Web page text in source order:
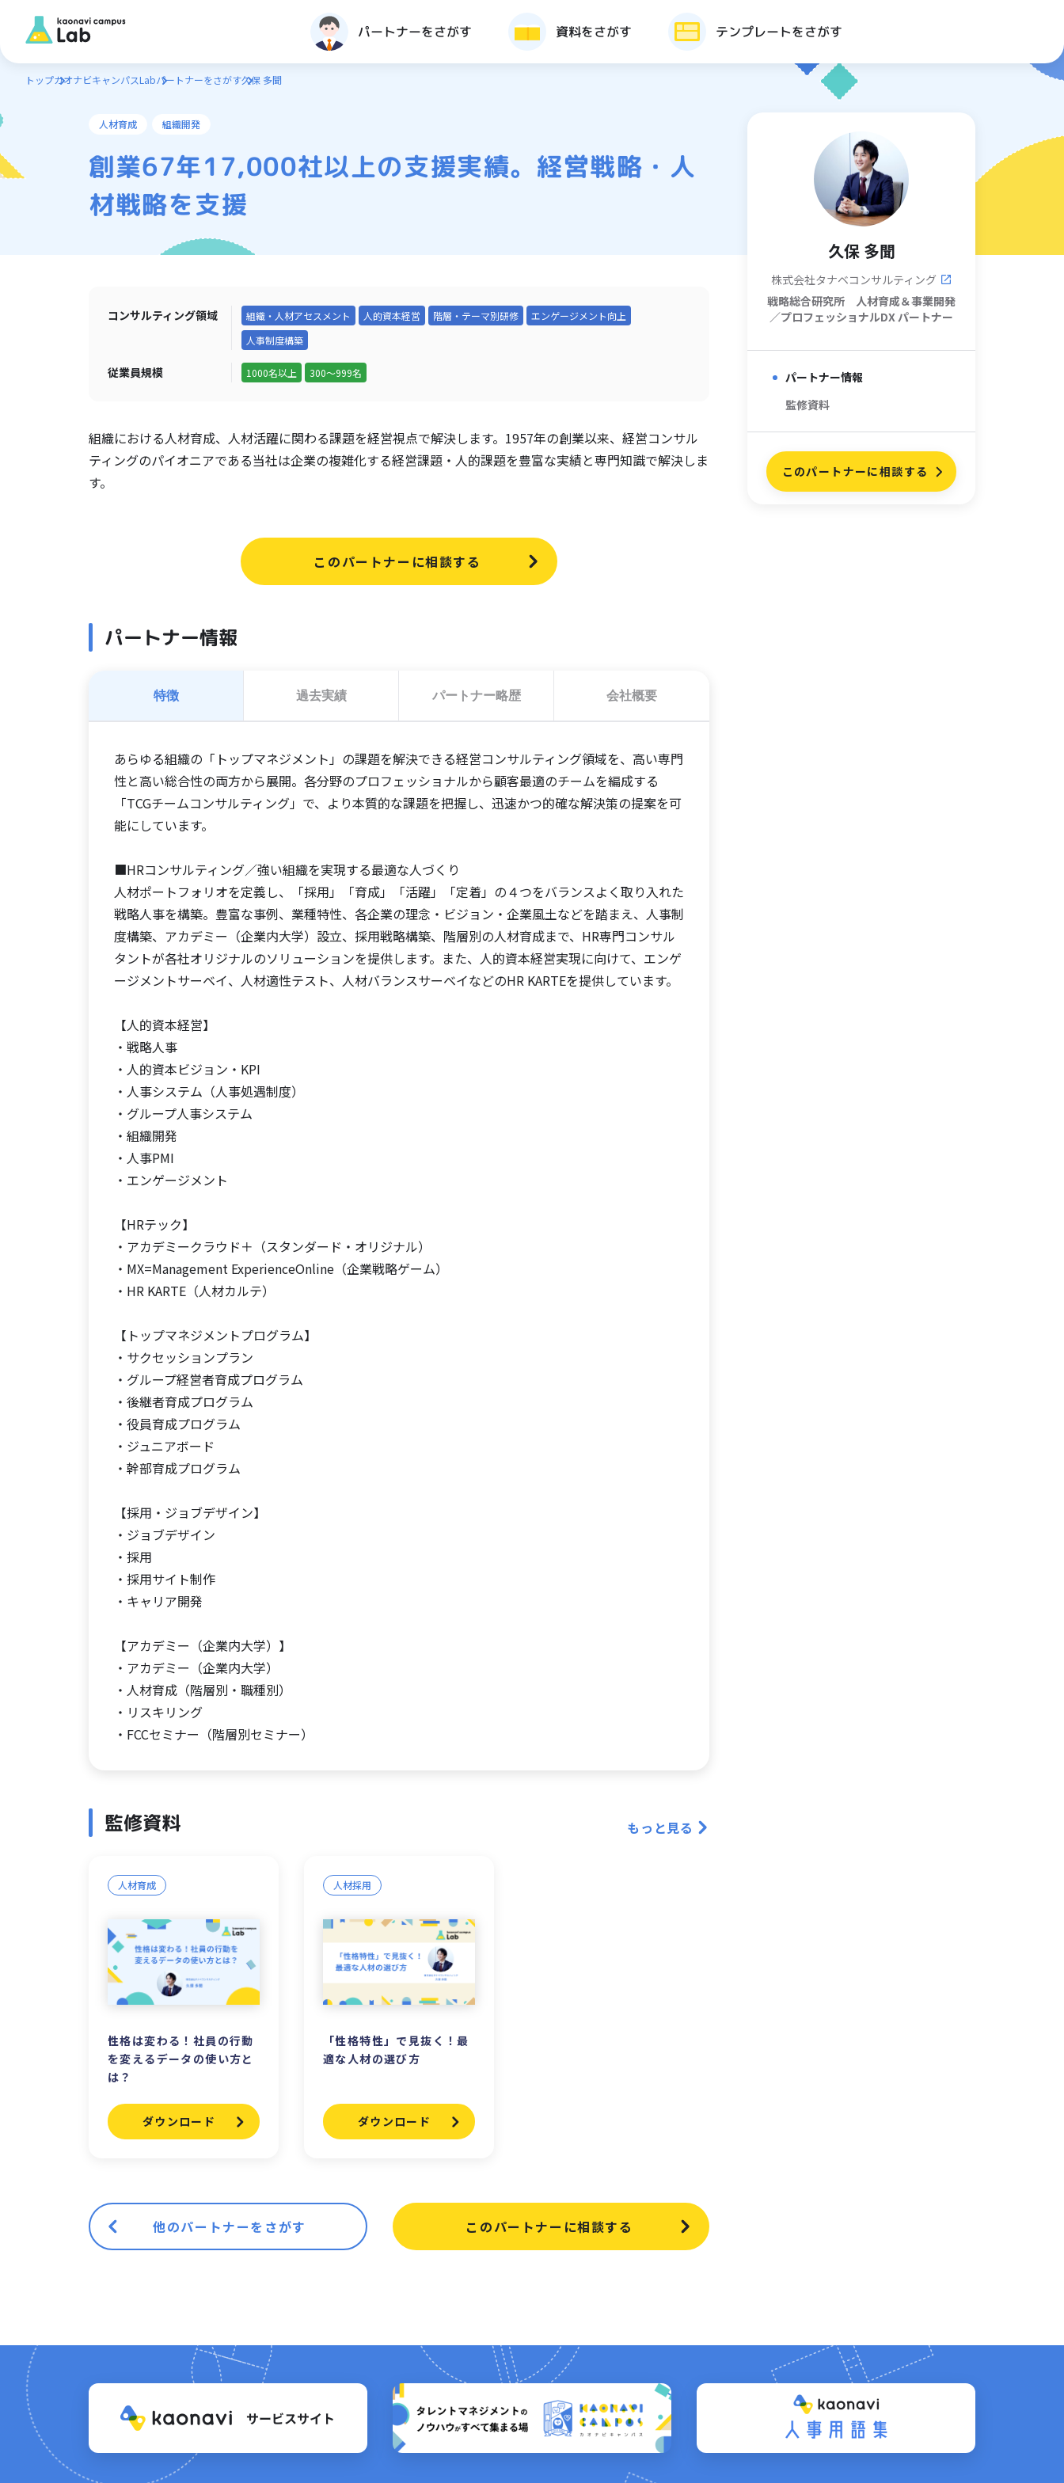
パートナーをさがす 資料をさがす テンプレートをさがす
トップカオナビキャンパスLabパートナーをさがす久保 多聞
人材育成 組織開発
創業67年17,000社以上の支援実績。経営戦略・人
材戦略を支援
久保 多聞
株式会社タナベコンサルティング
戦略総合研究所 人材育成＆事業開発
／プロフェッショナルDXパートナー
パートナー情報
監修資料
このパートナーに相談する
コンサルティング領域 組織・人材アセスメント 人的資本経営 階層・テーマ別研修
エンゲージメント向上
人事制度構築
従業員規模 1000名以上 300～999名
組織における人材育成、人材活躍に関わる課題を経営視点で解決します。1957年の創業以来、経営コンサル
ティングのパイオニアである当社は企業の複雑化する経営課題・人的課題を豊富な実績と専門知識で解決しま
す。
このパートナーに相談する
パートナー情報
特徴 過去実績 パートナー略歴 会社概要
あらゆる組織の「トップマネジメント」の課題を解決できる経営コンサルティング領域を、高い専門
性と高い総合性の両方から展開。各分野のプロフェッショナルから顧客最適のチームを編成する
「TCGチームコンサルティング」で、より本質的な課題を把握し、迅速かつ的確な解決策の提案を可
能にしています。
■HRコンサルティング／強い組織を実現する最適な人づくり
人材ポートフォリオを定義し、「採用」「育成」「活躍」「定着」の４つをバランスよく取り入れた
戦略人事を構築。豊富な事例、業種特性、各企業の理念・ビジョン・企業風土などを踏まえ、人事制
度構築、アカデミー（企業内大学）設立、採用戦略構築、階層別の人材育成まで、HR専門コンサル
タントが各社オリジナルのソリューションを提供します。また、人的資本経営実現に向けて、エンゲ
ージメントサーベイ、人材適性テスト、人材バランスサーベイなどのHR KARTEを提供しています。
【人的資本経営】
・戦略人事
・人的資本ビジョン・KPI
・人事システム（人事処遇制度）
・グループ人事システム
・組織開発
・人事PMI
・エンゲージメント
【HRテック】
・アカデミークラウド＋（スタンダード・オリジナル）
・MX=Management ExperienceOnline（企業戦略ゲーム）
・HR KARTE（人材カルテ）
【トップマネジメントプログラム】
・サクセッションプラン
・グループ経営者育成プログラム
・後継者育成プログラム
・役員育成プログラム
・ジュニアボード
・幹部育成プログラム
【採用・ジョブデザイン】
・ジョブデザイン
・採用
・採用サイト制作
・キャリア開発
【アカデミー（企業内大学）】
・アカデミー（企業内大学）
・人材育成（階層別・職種別）
・リスキリング
・FCCセミナー（階層別セミナー）
監修資料 もっと見る
人材育成
性格は変わる！社員の行動
を変えるデータの使い方と
は？
ダウンロード
人材採用
「性格特性」で見抜く！最
適な人材の選び方
ダウンロード
他のパートナーをさがす このパートナーに相談する